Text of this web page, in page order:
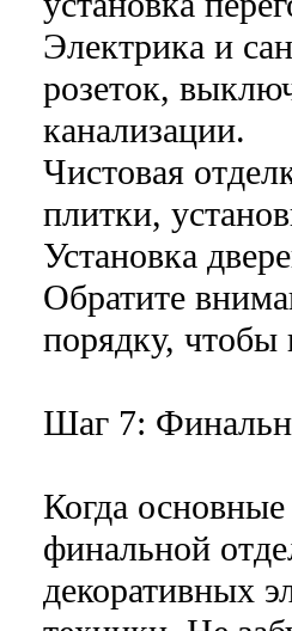
Электрика и
розеток,
канализации.
Чистовая
плитки,
Установка
Обратите
порядку, чтобы
Шаг 7:
Когда
финальной
декоративных